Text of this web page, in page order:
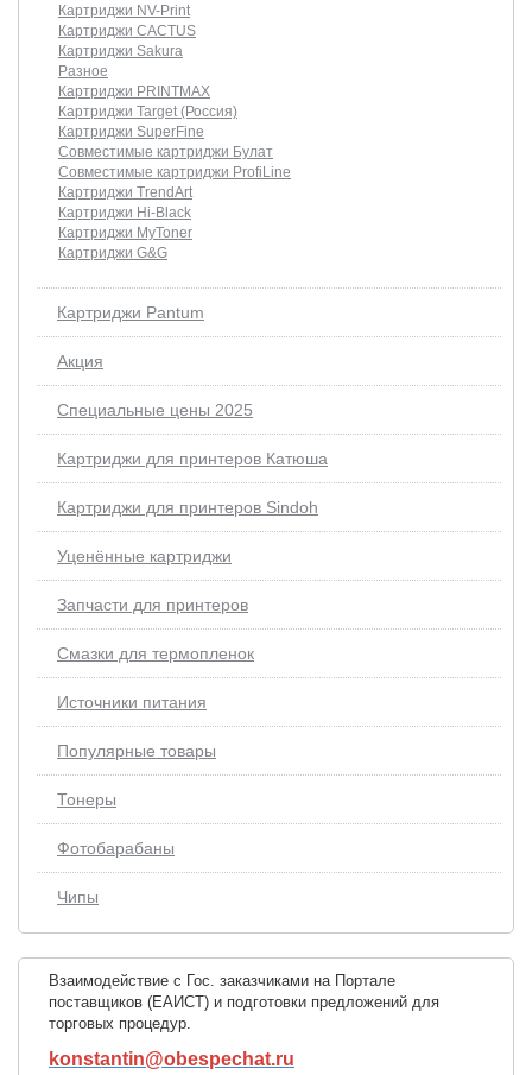
Картриджи NV-Print
Картриджи CACTUS
Картриджи Sakura
Разное
Картриджи PRINTMAX
Картриджи Target (Россия)
Картриджи SuperFine
Совместимые картриджи Булат
Совместимые картриджи ProfiLine
Картриджи TrendArt
Картриджи Hi-Black
Картриджи MyToner
Картриджи G&G
Картриджи Pantum
Акция
Специальные цены 2025
Картриджи для принтеров Катюша
Картриджи для принтеров Sindoh
Уценённые картриджи
Запчасти для принтеров
Смазки для термопленок
Источники питания
Популярные товары
Тонеры
Фотобарабаны
Чипы
Взаимодействие с Гос. заказчиками на Портале
поставщиков (ЕАИСТ) и подготовки предложений для
торговых процедур.
konstantin@obespechat.ru